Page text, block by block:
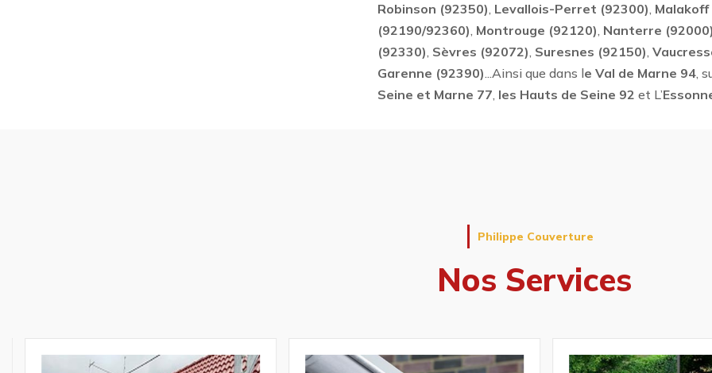
Robinson (92350), Levallois-Perret (92300),
(92190/92360), Montrouge (92120), Nanterre
(92330), Sèvres (92072), Suresnes (92150),
Garenne (92390)...Ainsi que dans le Val de Marne 94,
Seine et Marne 77, les Hauts de Seine 92 et L’
Philippe Couverture
Nos Services